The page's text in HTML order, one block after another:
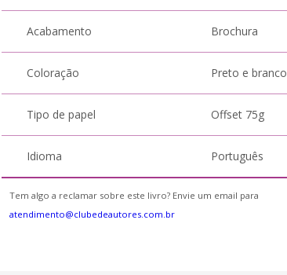
Acabamento Brochura
Coloração Preto e branco
Tipo de papel Offset 75g
Idioma Português
Tem algo a reclamar sobre este livro? Envie um email para
atendimento@clubedeautores.com.br